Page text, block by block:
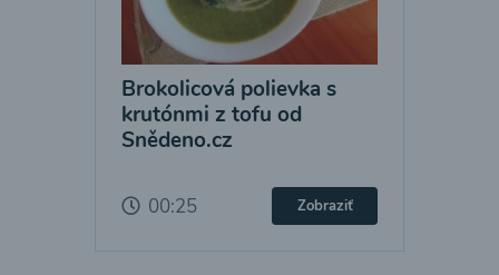
Brokolicová polievka s
krutónmi z tofu od
Snědeno.cz
00:25 Zobraziť